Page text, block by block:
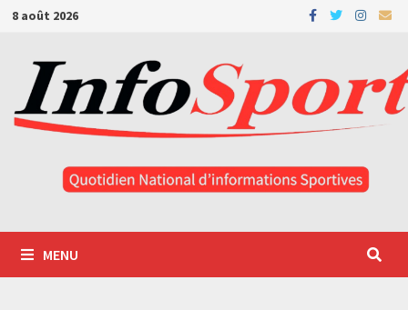
Passer
contenu
8 août 2026
MENU